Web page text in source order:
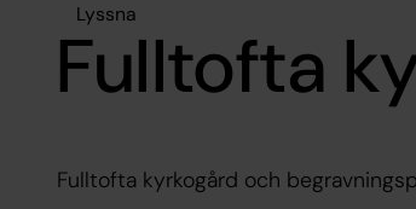
Lyssna
Fulltofta
Fulltofta kyrkogård och